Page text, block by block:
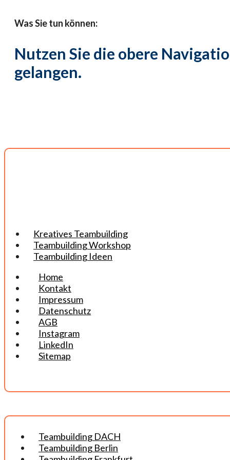
Was Sie tun können:
Nutzen Sie die obere
gelangen.
Kreatives Teambuilding
Teambuilding Workshop
Teambuilding Ideen
Home
Kontakt
Impressum
Datenschutz
AGB
Instagram
LinkedIn
Sitemap
Teambuilding DACH
Teambuilding Berlin